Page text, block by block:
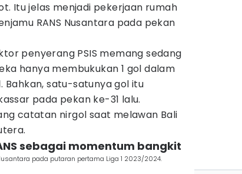
Itu jelas menjadi pekerjaan rumah
RANS Nusantara pada pekan
penyerang PSIS memang sedang
hanya membukukan 1 gol dalam
Bahkan, satu-satunya gol itu
pada pekan ke-31 lalu.
catatan nirgol saat melawan Bali
sebagai momentum bangkit
pada putaran pertama Liga 1 2023/2024.